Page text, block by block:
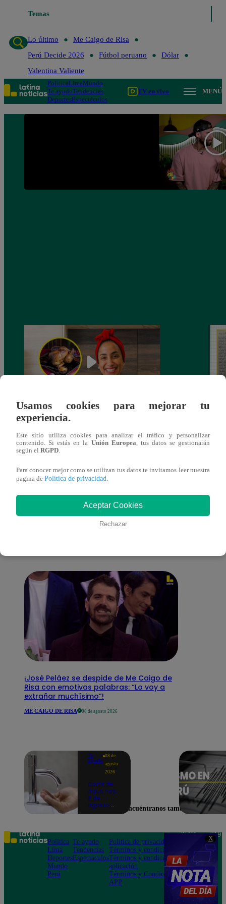
X
Temas
Lo último
Me Caigo de Risa
Perú Decide 2026
Fútbol peruano
Dólar
Valentina Valiente
PolíticaLimaMundo
Te ayudoTendencias
DeportesEspectáculos
TV en vivo MENÚ
¿Por qué Nelly Rossinelli se volvió viral
antes de Navidad?
También te puede
¡José Peláez se despide de Me Caigo de
Risa con emotivas palabras: “Lo voy a
extrañar muchísimo”!
ME CAIGO DE RISA 08 de agosto 2026
Te
ayudo
08 de
agosto
2026
Corte de
agua hoy,
8 de
agosto:
sin el
servicio de
Sedapal
Usamos cookies para mejorar tu
experiencia.
Este sitio utiliza cookies para analizar el tráfico y personalizar
contenido. Si estás en la Unión Europea, tus datos se gestionarán
según el RGPD.
Para conocer mejor como se utilizan tus datos te invitamos leer nuestra
pagina de Política de privacidad.
Aceptar Cookies
Rechazar
Encuéntranos también en
Política
Lima
Deportes
Mundo
Perú
Te ayudo
Tendencias
Espectáculos
Política de privacidad
Términos y condiciones
Términos y condiciones
aplicación
Términos y Condiciones
APP
Teléfono: 219
Av. San
Felipe 968
Jesús María